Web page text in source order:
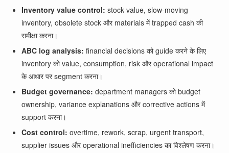
Inventory value control: stock value, slow-moving
inventory, obsolete stock और materials में trapped cash की
समीक्षा करना।
ABC log analysis: financial decisions को guide करने के लिए
inventory को value, consumption, risk और operational impact
के आधार पर segment करना।
Budget governance: department managers को budget
ownership, variance explanations और corrective actions में
support करना।
Cost control: overtime, rework, scrap, urgent transport,
supplier issues और operational inefficiencies का विश्लेषण करना।